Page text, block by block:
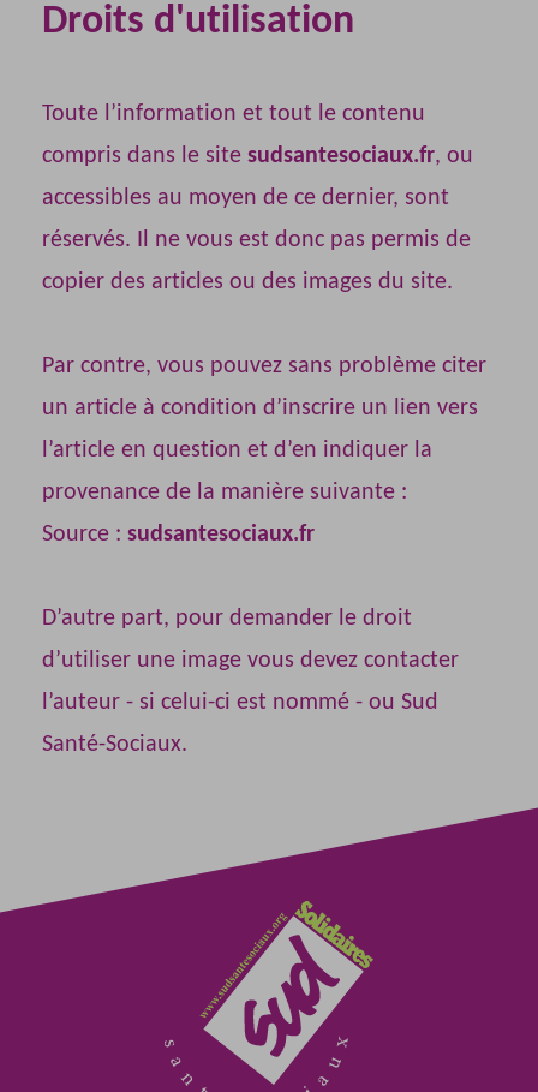
Droits d'utilisation
Toute l’information et tout le contenu
compris dans le site sudsantesociaux.fr, ou
accessibles au moyen de ce dernier, sont
réservés. Il ne vous est donc pas permis de
copier des articles ou des images du site.
Par contre, vous pouvez sans problème citer
un article à condition d’inscrire un lien vers
l’article en question et d’en indiquer la
provenance de la manière suivante :
Source : sudsantesociaux.fr
D’autre part, pour demander le droit
d’utiliser une image vous devez contacter
l’auteur - si celui-ci est nommé - ou Sud
Santé-Sociaux.